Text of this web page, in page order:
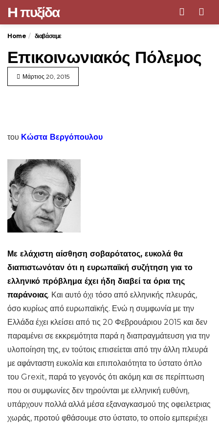
H πυξίδα
Home διαβάσαμε
Επικοινωνιακός Πόλεμος
Μάρτιος 20, 2015
του Κώστα Βεργόπουλου
Με ελάχιστη αίσθηση σοβαρότατος, ευκολά θα
διαπιστωνόταν ότι η ευρωπαϊκή συζήτηση για το
ελληνικό πρόβλημα έχει ήδη διαβεί τα όρια της
παράνοιας. Και αυτό όχι τόσο από ελληνικής πλευράς,
όσο κυρίως από ευρωπαϊκής. Ενώ η συμφωνία με την
Ελλάδα έχει κλείσει από τις 20 Φεβρουάριου 2015 και δεν
παραμένει σε εκκρεμότητα παρά η διαπραγμάτευση για την
υλοποίηση της, εν τούτοις επισείεται από την άλλη πλευρά
με αφάνταστη ευκολία και επιπολαιότητα το ύστατο όπλο
του Grexit, παρά το γεγονός ότι ακόμη και σε περίπτωση
που οι συμφωνίες δεν τηρούνται με ελληνική ευθύνη,
υπάρχουν πολλά αλλά μέσα εξαναγκασμού της οφειλετριας
χωράς, προτού φθάσουμε στο ύστατο, το οποίο εμπεριέχει